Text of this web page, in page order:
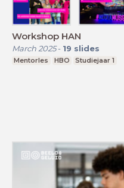
Workshop HAN
March 2025- 19 slides
Mentorles HBO Studiejaar 1